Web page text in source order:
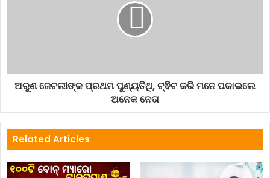
ଅରୁଣ ଜେଟଲୀଙ୍କ ପ୍ରଥମ ପୁଣ୍ୟତିଥି, ଟ୍ଵିଟ କରି ମନେ ପକାଇଲେ
ଅନେକ ନେତା
Related Articles